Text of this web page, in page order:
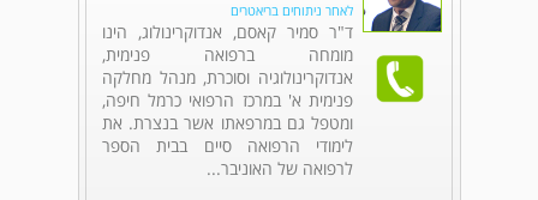
לאחר ניתוחים בריאטרים
ד"ר סמיר קאסם, אנדוקרינולוג, הינו
מומחה ברפואה פנימית,
אנדוקרינולוגיה וסוכרת, מנהל מחלקה
פנימית א' במרכז הרפואי כרמל חיפה,
ומטפל גם במרפאתו אשר בנצרת. את
לימודי הרפואה סיים בבית הספר
לרפואה של האוניבר...